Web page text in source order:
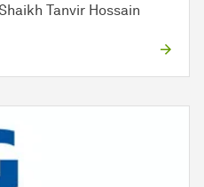
Tanvir Hossain